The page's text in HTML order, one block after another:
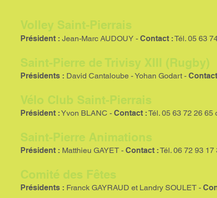
Volley Saint-Pierrais
Président : Jean-Marc AUDOUY - Contact :Tél. 05 63
Saint-Pierre de Trivisy XIII (Rugby)
Présidents : David Cantaloube - Yohan Godart -
Vélo Club Saint-Pierrais
Président :Yvon BLANC - Contact :Tél. 05 63 72 26 65
Saint-Pierre Animations
Président : Matthieu GAYET - Contact :Tél. 06 72 93 17
Comité des Fêtes
Présidents : Franck GAYRAUD et Landry SOULET -